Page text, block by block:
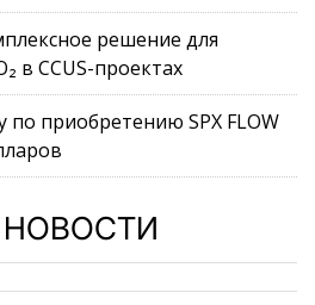
решение для
в CCUS-проектах
по приобретению SPX FLOW